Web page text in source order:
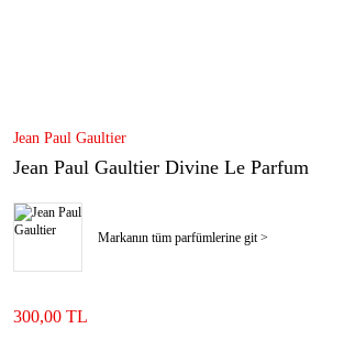
Jean Paul Gaultier
Jean Paul Gaultier Divine Le Parfum
Markanın tüm parfümlerine git >
300,00 TL